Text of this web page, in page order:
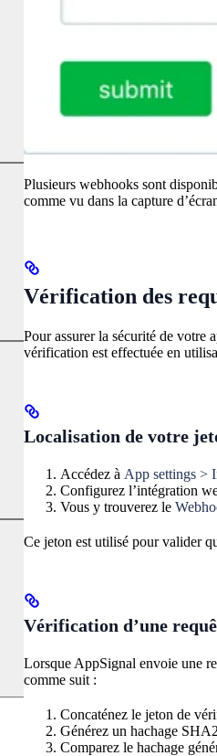
Plusieurs webhooks sont
comme vu dans la capture
Vérification des
Pour assurer la sécurité de votre
vérification est effectuée en
Localisation de votre
Accédez à App settings >
Configurez l’intégration
Vous y trouverez le
Ce jeton est utilisé pour valider
Vérification d’une
Lorsque AppSignal envoie une
comme suit :
Concaténez le jeton de
Générez un hachage
Comparez le hachage